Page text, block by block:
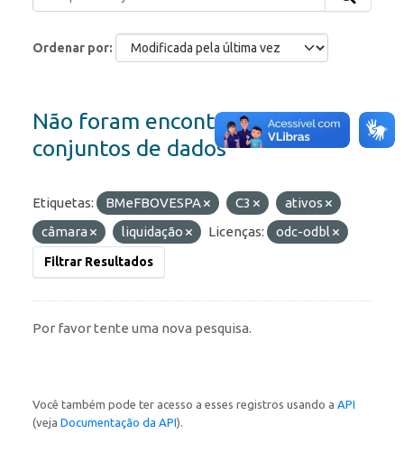
Ordenar por
Não foram encontrados
conjuntos de dados
Etiquetas: BMeFBOVESPA C3
ativos
câmara
liquidação Licenças: odc-odbl
Filtrar Resultados
Por favor tente uma nova pesquisa.
Você também pode ter acesso a esses registros usando a API
(veja Documentação da API).